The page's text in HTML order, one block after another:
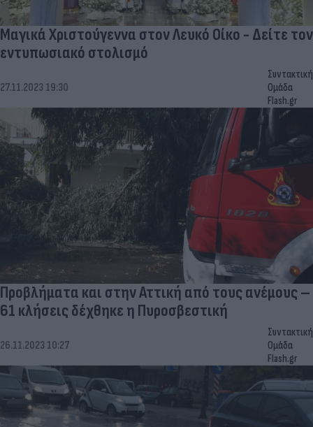
Μαγικά Χριστούγεννα στον Λευκό Οίκο - Δείτε τον
εντυπωσιακό στολισμό
27.11.2023 19:30
Συντακτική
Ομάδα
Flash.gr
Προβλήματα και στην Αττική από τους ανέμους –
61 κλήσεις δέχθηκε η Πυροσβεστική
26.11.2023 10:27
Συντακτική
Ομάδα
Flash.gr